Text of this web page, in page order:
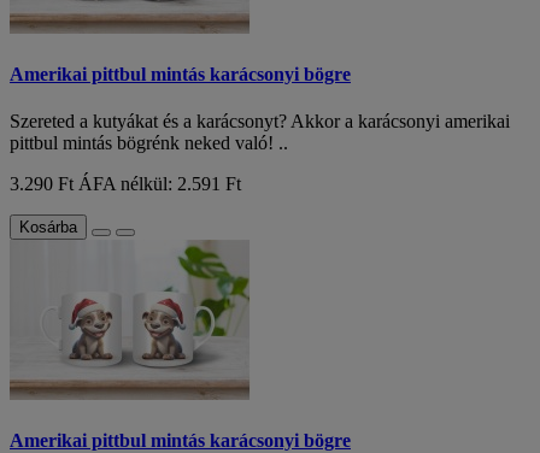
Amerikai pittbul mintás karácsonyi bögre
Szereted a kutyákat és a karácsonyt? Akkor a karácsonyi amerikai
pittbul mintás bögrénk neked való! ..
3.290 Ft ÁFA nélkül: 2.591 Ft
Kosárba
Amerikai pittbul mintás karácsonyi bögre